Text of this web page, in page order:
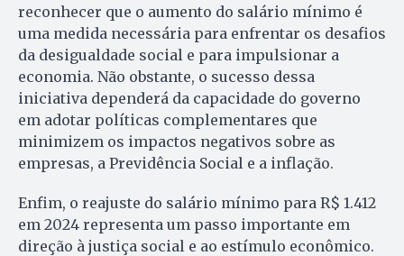
reconhecer que o aumento do salário mínimo é
uma medida necessária para enfrentar os desafios
da desigualdade social e para impulsionar a
economia. Não obstante, o sucesso dessa
iniciativa dependerá da capacidade do governo
em adotar políticas complementares que
minimizem os impactos negativos sobre as
empresas, a Previdência Social e a inflação.
Enfim, o reajuste do salário mínimo para R$ 1.412
em 2024 representa um passo importante em
direção à justiça social e ao estímulo econômico.